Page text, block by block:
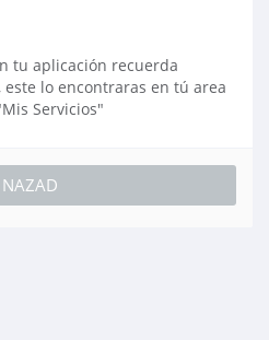
tu aplicación recuerda
lo encontraras en tú area
Servicios"
NAZAD